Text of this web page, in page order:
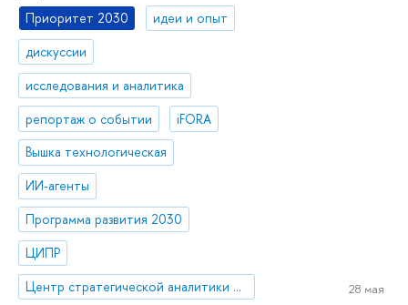
Приоритет 2030
идеи и опыт
дискуссии
исследования и аналитика
репортаж о событии
iFORA
Вышка технологическая
ИИ-агенты
Программа развития 2030
ЦИПР
Центр стратегической аналитики и больших данных
28 мая